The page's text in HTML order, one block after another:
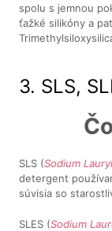
spolu s jemnou
ťažké silikóny a
3. SLS,
SLS (Sodium
detergent
súvisia so
SLES (Sodium